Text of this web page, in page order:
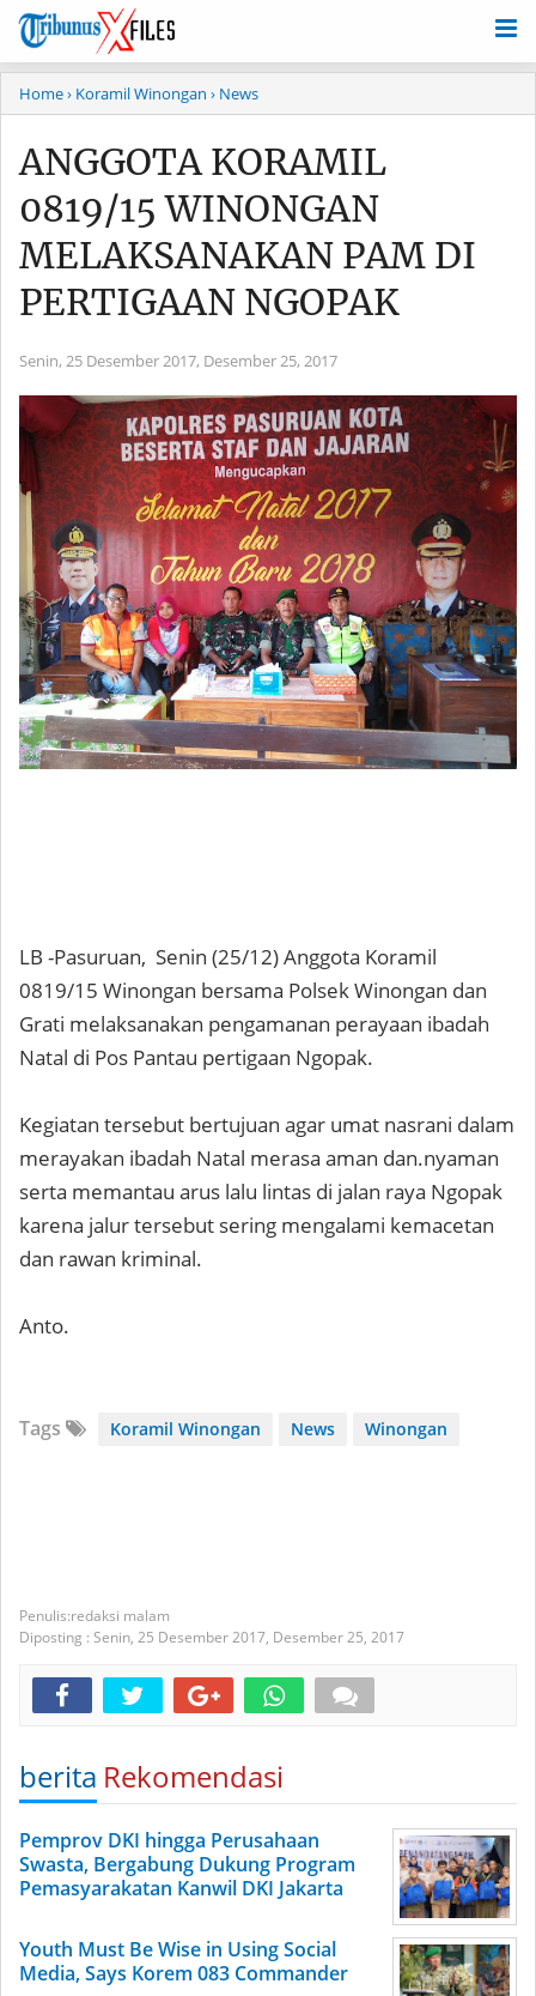
Home› Koramil Winongan › News
ANGGOTA KORAMIL
0819/15 WINONGAN
MELAKSANAKAN PAM DI
PERTIGAAN NGOPAK
Senin, 25 Desember 2017, Desember 25, 2017
LB -Pasuruan, Senin (25/12) Anggota Koramil
0819/15 Winongan bersama Polsek Winongan dan
Grati melaksanakan pengamanan perayaan ibadah
Natal di Pos Pantau pertigaan Ngopak.
Kegiatan tersebut bertujuan agar umat nasrani dalam
merayakan ibadah Natal merasa aman dan.nyaman
serta memantau arus lalu lintas di jalan raya Ngopak
karena jalur tersebut sering mengalami kemacetan
dan rawan kriminal.
Anto.
Tags Koramil Winongan News Winongan
redaksi malam
Diposting : Senin, 25 Desember 2017, Desember 25, 2017
berita Rekomendasi
Pemprov DKI hingga Perusahaan
Swasta, Bergabung Dukung Program
Pemasyarakatan Kanwil DKI Jakarta
Youth Must Be Wise in Using Social
Media, Says Korem 083 Commander